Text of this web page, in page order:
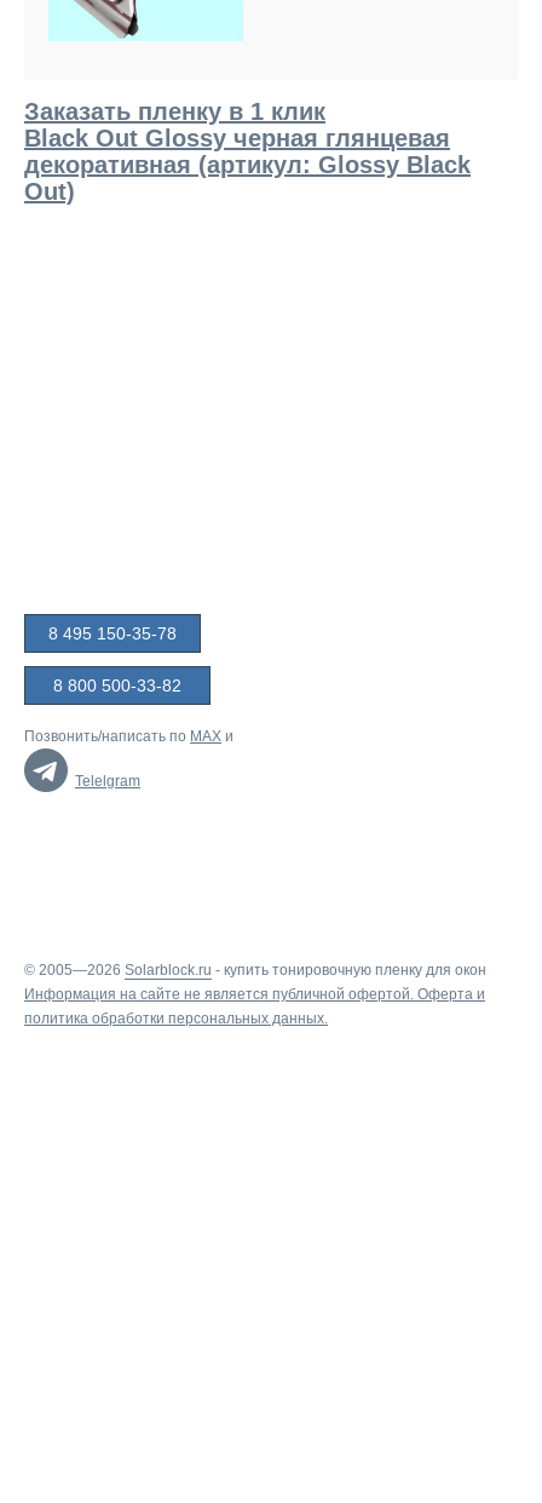
Заказать пленку в 1 клик
Black Out Glossy черная глянцевая
декоративная (артикул: Glossy Black
Out)
8 495 150-35-78
8 800 500-33-82
Позвонить/написать по MAX и
Telelgram
© 2005—2026 Solarblock.ru - купить тонировочную пленку для окон
Информация на сайте не является публичной офертой. Оферта и
политика обработки персональных данных.